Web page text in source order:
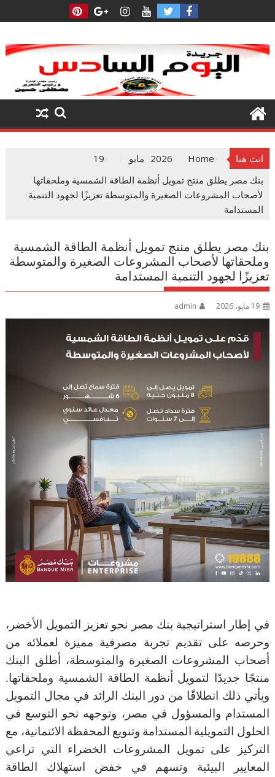
to
انت هنا Home
2026 مايو
19
بنك مصر يطلق منتج تمويل أنظمة الطاقة الشمسية وملحقاتها
لأصحاب المشروعات الصغيرة والمتوسطة تعزيزًا لجهود التنمية
المستدامة
بنك مصر يطلق منتج تمويل أنظمة الطاقة الشمسية
وملحقاتها لأصحاب المشروعات الصغيرة والمتوسطة
تعزيزًا لجهود التنمية المستدامة
19 مايو، 2026 admin
في إطار استراتيجية بنك مصر نحو تعزيز التمويل الأخضر،
وحرصه على تقديم تجربة مصرفية مميزة لعملائه من
أصحاب المشروعات الصغيرة والمتوسطة، أطلق البنك
منتجًا جديدًا لتمويل أنظمة الطاقة الشمسية وملحقاتها.
ويأتي ذلك انطلاقًا من دور البنك الرائد في مجال التمويل
المستدام والمسؤول في مصر، وتوجهه نحو التوسع في
الحلول التمويلية المستدامة وتنويع المحفظة الائتمانية، مع
التركيز على تمويل المشروعات الخضراء التي تراعي
المعايير البيئية وتسهم في خفض استهلاك الطاقة